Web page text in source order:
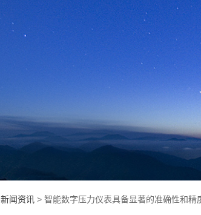
新闻资讯 > 智能数字压力仪表具备显著的准确性和精